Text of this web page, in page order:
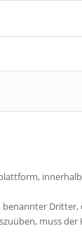
benannter
muss der